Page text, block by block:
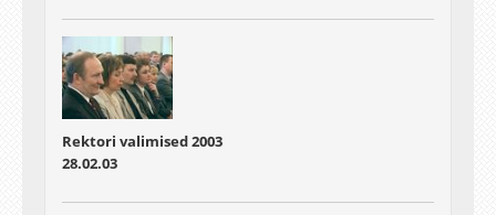
Rektori valimised 2003
28.02.03